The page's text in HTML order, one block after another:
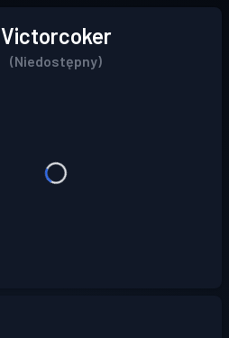
Victorcoker
(Niedostępny)